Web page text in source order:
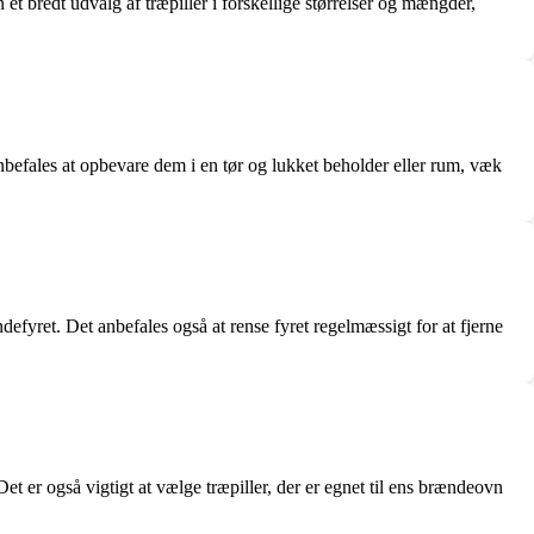
at opbevare dem i en tør og lukket beholder eller rum, væk
Det anbefales også at rense fyret regelmæssigt for at fjerne
er også vigtigt at vælge træpiller, der er egnet til ens brændeovn